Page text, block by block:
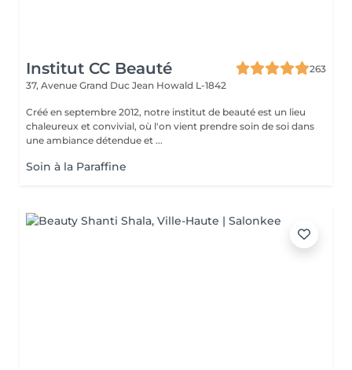
Institut CC Beauté
263
37, Avenue Grand Duc Jean Howald L-1842
Créé en septembre 2012, notre institut de beauté est un lieu
chaleureux et convivial, où l'on vient prendre soin de soi dans
une ambiance détendue et ...
Soin à la Paraffine